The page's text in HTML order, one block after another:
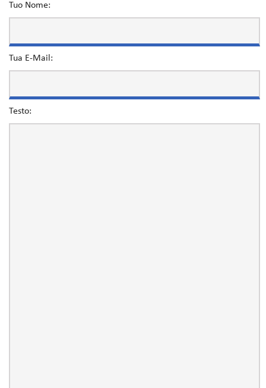
Tuo Nome:
Tua E-Mail:
Testo: